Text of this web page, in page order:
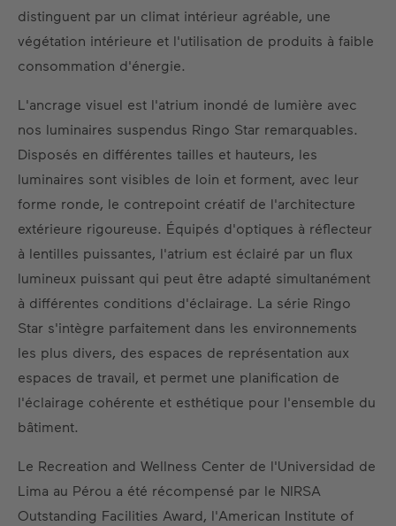
distinguent par un climat intérieur agréable, une
végétation intérieure et l'utilisation de produits à faible
consommation d'énergie.
L'ancrage visuel est l'atrium inondé de lumière avec
nos luminaires suspendus Ringo Star remarquables.
Disposés en différentes tailles et hauteurs, les
luminaires sont visibles de loin et forment, avec leur
forme ronde, le contrepoint créatif de l'architecture
extérieure rigoureuse. Équipés d'optiques à réflecteur
à lentilles puissantes, l'atrium est éclairé par un flux
lumineux puissant qui peut être adapté simultanément
à différentes conditions d'éclairage. La série Ringo
Star s'intègre parfaitement dans les environnements
les plus divers, des espaces de représentation aux
espaces de travail, et permet une planification de
l'éclairage cohérente et esthétique pour l'ensemble du
bâtiment.
Le Recreation and Wellness Center de l'Universidad de
Lima au Pérou a été récompensé par le NIRSA
Outstanding Facilities Award, l'American Institute of